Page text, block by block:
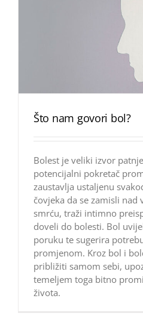
Što nam govori bol?
Bolest je veliki izvor
potencijalni pokretač
zaustavlja ustaljenu
čovjeka da se zamisli
smrću, traži intimno
doveli do bolesti. Bol
poruku te sugerira
promjenom. Kroz bol i
približiti samom sebi,
temeljem toga bitno
života.